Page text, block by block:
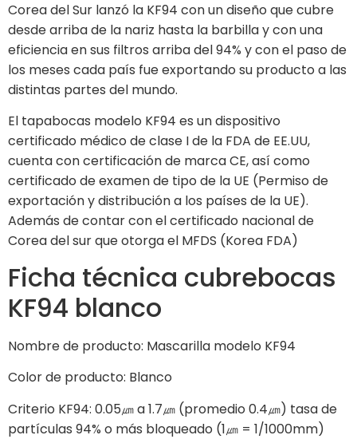
Corea del Sur lanzó la KF94 con un diseño que cubre
desde arriba de la nariz hasta la barbilla y con una
eficiencia en sus filtros arriba del 94% y con el paso de
los meses cada país fue exportando su producto a las
distintas partes del mundo.
El tapabocas modelo KF94 es un dispositivo
certificado médico de clase I de la FDA de EE.UU,
cuenta con certificación de marca CE, así como
certificado de examen de tipo de la UE (Permiso de
exportación y distribución a los países de la UE).
Además de contar con el certificado nacional de
Corea del sur que otorga el MFDS (Korea FDA)
Ficha técnica cubrebocas
KF94 blanco
Nombre de producto: Mascarilla modelo KF94
Color de producto: Blanco
Criterio KF94: 0.05㎛ a 1.7㎛ (promedio 0.4㎛) tasa de
partículas 94% o más bloqueado (1㎛ = 1/1000mm)